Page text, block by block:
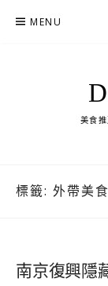
MENU
美食
標籤: 外帶美食
南京復興隱